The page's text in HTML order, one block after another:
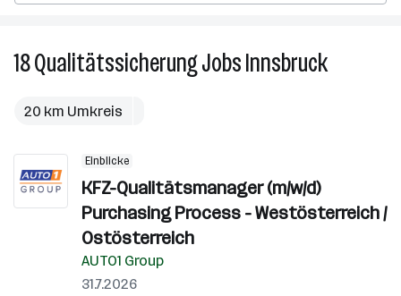
18QualitätssicherungJobsInnsbruck18
20 km Umkreis
Einblicke
KFZ-Qualitätsmanager (m/w/d)
Purchasing Process - Westösterreich /
Ostösterreich
AUTO1 Group
31.7.2026